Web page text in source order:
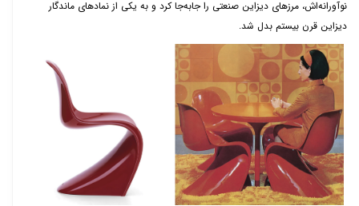
نوآورانه‌اش، مرزهای دیزاین صنعتی را جابه‌جا کرد و به یکی از نمادهای ماندگار
دیزاین قرن بیستم بدل شد.